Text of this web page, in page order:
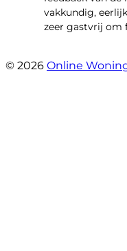
vakkundig,
zeer gastvrij om
© 2026 Online